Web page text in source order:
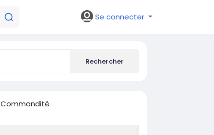
Se connecter
Rechercher
Commandité